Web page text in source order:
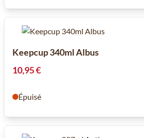
Keepcup 340ml Albus
10,95 €
Épuisé